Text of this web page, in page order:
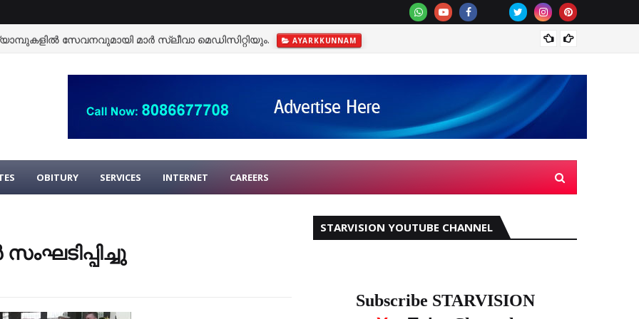
സേവനവുമായി മാർ സ്ലീവാ മെഡിസിറ്റിയും. AYARKKUNNAM
OBITURY SERVICES INTERNET CAREERS
STARVISION YOUTUBE CHANNEL
Subscribe STARVISION